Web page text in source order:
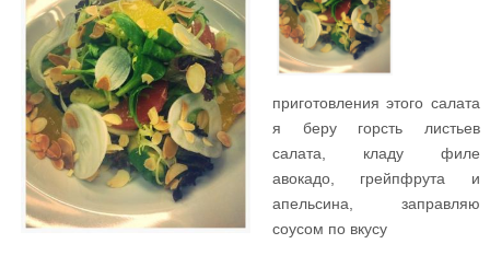
приготовления этого салата
я беру горсть листьев
салата, кладу филе
авокадо, грейпфрута и
апельсина, заправляю
соусом по вкусу